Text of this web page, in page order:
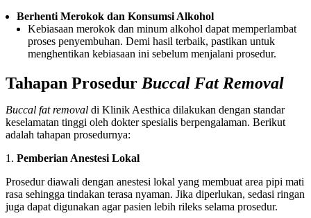
Berhenti Merokok dan Konsumsi Alkohol
Kebiasaan merokok dan minum alkohol dapat memperlambat
proses penyembuhan. Demi hasil terbaik, pastikan untuk
menghentikan kebiasaan ini sebelum menjalani prosedur.
Tahapan Prosedur Buccal Fat Removal
Buccal fat removal di Klinik Aesthica dilakukan dengan standar
keselamatan tinggi oleh dokter spesialis berpengalaman. Berikut
adalah tahapan prosedurnya:
Pemberian Anestesi Lokal
Prosedur diawali dengan anestesi lokal yang membuat area pipi mati
rasa sehingga tindakan terasa nyaman. Jika diperlukan, sedasi ringan
juga dapat digunakan agar pasien lebih rileks selama prosedur.